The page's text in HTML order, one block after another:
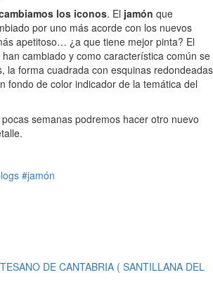
los iconos. El jamón que
por uno más acorde con los nuevos
apetitoso… ¿a que tiene mejor pinta? El
cambiado y como característica común se
la forma cuadrada con esquinas redondeadas
fondo de color indicador de la temática del
semanas podremos hacer otro nuevo
#jamón
DE CANTABRIA ( SANTILLANA DEL